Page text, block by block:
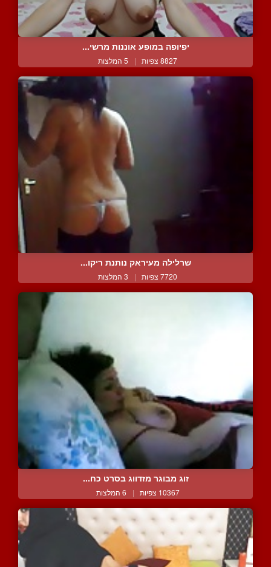
יפיופה במופע אוננות מרשי...
8827 צפיות | 5 המלצות
שרלילה מעיראק נותנת ריקו...
7720 צפיות | 3 המלצות
זוג מבוגר מזדווג בסרט כח...
10367 צפיות | 6 המלצות